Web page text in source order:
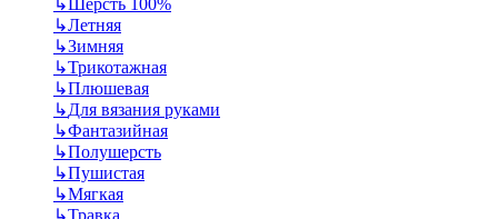
↳Летняя
↳Зимняя
↳Трикотажная
↳Плюшевая
↳Для вязания руками
↳Фантазийная
↳Полушерсть
↳Пушистая
↳Мягкая
↳Травка